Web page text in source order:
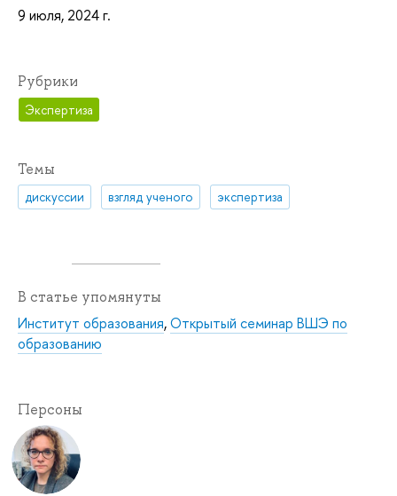
9 июля, 2024 г.
Рубрики
Экспертиза
Темы
дискуссии взгляд ученого экспертиза
В статье упомянуты
Институт образования,Открытый семинар ВШЭ по
образованию
Персоны